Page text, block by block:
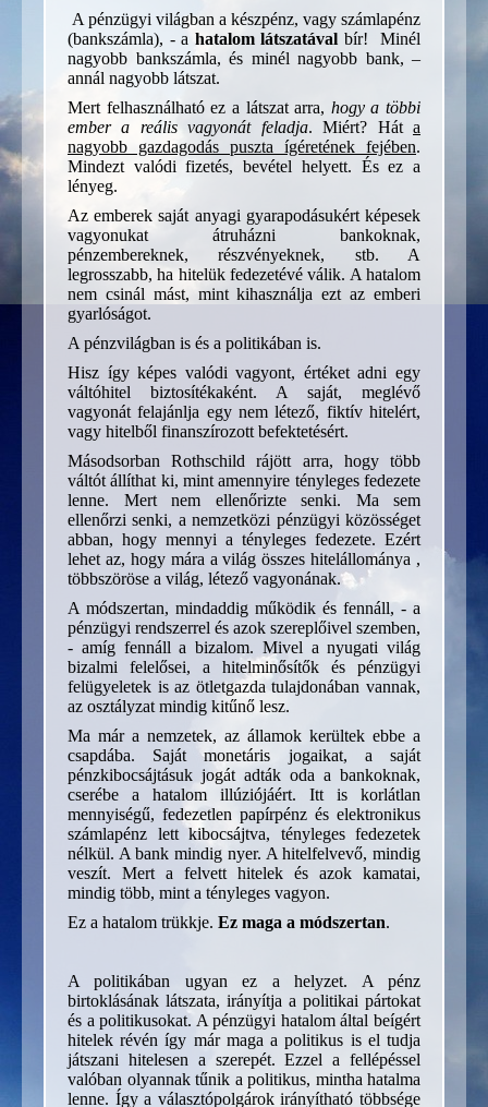
A pénzügyi világban a készpénz, vagy számlapénz
(bankszámla), - a hatalom látszatával bír! Minél
nagyobb bankszámla, és minél nagyobb bank, –
annál nagyobb látszat.
Mert felhasználható ez a látszat arra, hogy a többi
ember a reális vagyonát feladja. Miért? Háta
nagyobb gazdagodás puszta ígéretének fejében.
Mindezt valódi fizetés, bevétel helyett. És ez a
lényeg.
Az emberek saját anyagi gyarapodásukért képesek
vagyonukat átruházni bankoknak,
pénzembereknek, részvényeknek, stb. A
legrosszabb, ha hitelük fedezetévé válik. A hatalom
nem csinál mást, mint kihasználja ezt az emberi
gyarlóságot.
A pénzvilágban is és a politikában is.
Hisz így képes valódi vagyont, értéket adni egy
váltóhitel biztosítékaként. A saját, meglévő
vagyonát felajánlja egy nem létező, fiktív hitelért,
vagy hitelből finanszírozott befektetésért.
Másodsorban Rothschild rájött arra, hogy több
váltót állíthat ki, mint amennyire tényleges fedezete
lenne. Mert nem ellenőrizte senki. Ma sem
ellenőrzi senki, a nemzetközi pénzügyi közösséget
abban, hogy mennyi a tényleges fedezete. Ezért
lehet az, hogy mára a világ összes hitelállománya ,
többszöröse a világ, létező vagyonának.
A módszertan, mindaddig működik és fennáll, - a
pénzügyi rendszerrel és azok szereplőivel szemben,
- amíg fennáll a bizalom. Mivel a nyugati világ
bizalmi felelősei, a hitelminősítők és pénzügyi
felügyeletek is az ötletgazda tulajdonában vannak,
az osztályzat mindig kitűnő lesz.
Ma már a nemzetek, az államok kerültek ebbe a
csapdába. Saját monetáris jogaikat, a saját
pénzkibocsájtásuk jogát adták oda a bankoknak,
cserébe a hatalom illúziójáért. Itt is korlátlan
mennyiségű, fedezetlen papírpénz és elektronikus
számlapénz lett kibocsájtva, tényleges fedezetek
nélkül. A bank mindig nyer. A hitelfelvevő, mindig
veszít. Mert a felvett hitelek és azok kamatai,
mindig több, mint a tényleges vagyon.
Ez a hatalom trükkje. Ez maga a módszertan.
A politikában ugyan ez a helyzet. A pénz
birtoklásának látszata, irányítja a politikai pártokat
és a politikusokat. A pénzügyi hatalom által beígért
hitelek révén így már maga a politikus is el tudja
játszani hitelesen a szerepét. Ezzel a fellépéssel
valóban olyannak tűnik a politikus, mintha hatalma
lenne. Így a választópolgárok irányítható többsége